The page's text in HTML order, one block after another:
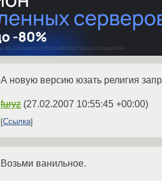
А новую версию юзать религия
furyz (27.02.2007 10:55:45 +00:00)
Ссылка
Возьми ванильное.